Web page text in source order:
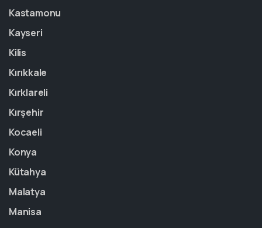
Kastamonu
Kayseri
Kilis
Kırıkkale
Kırklareli
Kırşehir
Kocaeli
Konya
Kütahya
Malatya
Manisa